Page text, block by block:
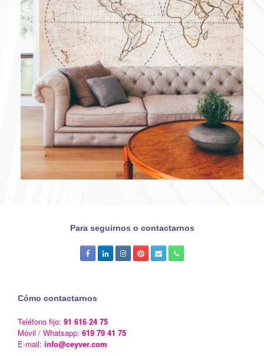
Para seguirnos o contactarnos
Cómo contactarnos
Teléfono fijo: 91 616 24 75
Móvil / Whatsapp: 619 79 41 75
E-mail: info@ceyver.com